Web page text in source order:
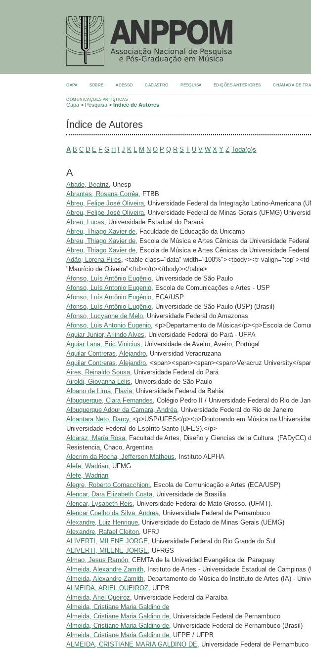
CAPA SOBRE ACESSO CADASTRO PESQUISA EDIÇÕES ANTERIORES CHAMADA DE
COMUNICAÇÕES ARTÍSTICAS
Capa > Pesquisa >Índice de Autores
Índice de Autores
A B C D E F G H J K L M N O P Q R S T U V W X Y Z Toda(o)s
A
Abade, Beatriz , Unesp
Abrantes, Rosana Corrêa , FTBB
Abreu, Felipe José Oliveira , Universidade Federal da Integração Latino-Americana
Abreu, Felipe José Oliveira , Universidade Federal de Minas Gerais (UFMG)
Abreu, Lucas , Universidade Estadual do Paraná
Abreu, Thiago Xavier de , Faculdade de Educação da Unicamp
Abreu, Thiago Xavier de , Escola de Música e Artes Cênicas da Universidade
Abreu, Thiago Xavier de , Escola de Música e Artes Cênicas da Universidade
Adão, Lorena Pires , <table class="data" width="100%"><tbody><tr
"Maurício de Oliveira"</td></tr></tbody></table>
Afonso, Luís Antônio Eugênio , Universidade de São Paulo
Afonso, Luís Antonio Eugenio , Escola de Comunicações e Artes - USP
Afonso, Luís Antônio Eugênio , ECA/USP
Afonso, Luís Antônio Eugênio , Universidade de São Paulo (USP) (Brasil)
Afonso, Lucyanne de Melo , Universidade Federal do Amazonas
Afonso, Luis Antonio Eugenio , <p>Departamento de Música</p><p>Escola de
Aguiar Junior, Arlindo Alves , Universidade Federal do Pará - UFPA
Aguiar Lana, Eric Vinicius , Universidade de Aveiro, Aveiro, Portugal.
Aguilar Contreras, Alejandro , Universidad Veracruzana
Aguilar Contreras, Alejandro , <span><span><span><span>Veracruz University</
Aires, Reinaldo Sousa , Universidade Federal do Pará
Airoldi, Giovanna Lelis , Universidade de São Paulo
Albano de Lima, Flavia , Universidade Federal da Bahia
Albuquerque, Clara Fernandes , Colégio Pedro II / Universidade Federal do Rio de
Albuquerque Adour da Camara, Andréa , Universidade Federal do Rio de Janeiro
Alcantara Neto, Darcy, <p>USP/UFES</p><p>Doutorando em Música na
Universidade Federal do Espírito Santo (UFES).</p>
Alcaraz, María Rosa , Facultad de Artes, Diseño y Ciencias de la Cultura (FADyCC)
Resistencia, Chaco, Argentina
Alecrim da Rocha, Jefferson Matheus , Instituto ALPHA
Alefe, Wadrian , UFMG
Alefe, Wadrian
Alegre, Roberto Cornacchioni , Escola de Comunicação e Artes (ECA/USP)
Alencar, Dara Elizabeth Costa , Universidade de Brasília
Alencar, Lysabeth Reis , Universidade Federal de Mato Grosso. (UFMT).
Alencar Coelho da Silva, Andrea , Universidade Federal de Pernambuco
Alexandre, Luiz Henrique , Universidade do Estado de Minas Gerais (UEMG)
Alexandre, Rafael Cleiton , UFRJ
ALIVERTI, MILENE JORGE , Universidade Federal do Rio Grande do Sul
ALIVERTI, MILENE JORGE , UFRGS
Almao, Jesus Ramón , CEMTA de la Univeridad Evangélica del Paraguay
Almeida, Alexandre Zamith , Instituto de Artes - Universidade Estadual de Campinas
Almeida, Alexandre Zamith , Departamento do Música do Instituto de Artes (IA) -
ALMEIDA, ARIEL QUEIROZ , UFPB
Almeida, Ariel Queiroz , Universidade Federal da Paraíba
Almeida, Cristiane Maria Galdino de
Almeida, Cristiane Maria Galdino de , Universidade Federal de Pernambuco
Almeida, Cristiane Maria Galdino de , Universidade Federal de Pernambuco (Brasil)
Almeida, Cristiane Maria Galdino de , UFPE / UFPB
ALMEIDA, CRISTIANE MARIA GALDINO DE , Universidade Federal de Pernambuco